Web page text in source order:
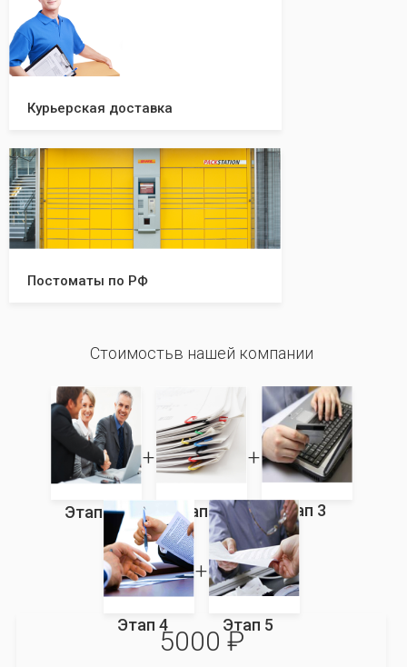
Курьерская доставка
Постоматы по РФ
Стоимостьв нашей компании
Этап 1 Этап 2 Этап 3
Этап 4 Этап 5
5000 ₽